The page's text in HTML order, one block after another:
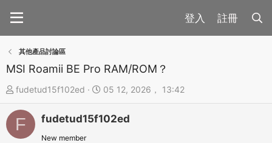
註冊
其他產品討論區
MSI Roamii BE Pro RAM/ROM？
主
題
發
fudetud15f102ed
開
始
時
05 12, 2026， 13:42
F fudetud15f102ed
New member